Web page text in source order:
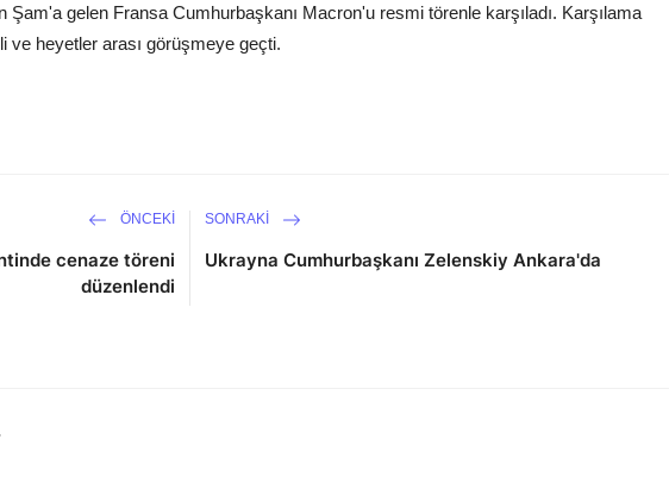
gelen Fransa Cumhurbaşkanı Macron'u resmi törenle karşıladı. Karşılama
ve heyetler arası görüşmeye geçti.
ÖNCEKI
cenaze töreni
düzenlendi
SONRAKI
Ukrayna Cumhurbaşkanı Zelenskiy Ankara'da